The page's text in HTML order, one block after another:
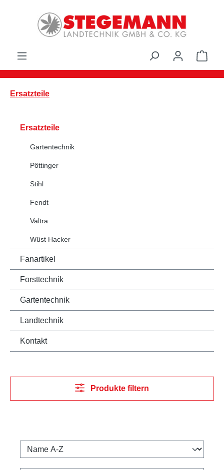
Zum Hauptinhalt springen
Ersatzteile
Ersatzteile
Gartentechnik
Pöttinger
Stihl
Fendt
Valtra
Wüst Hacker
Fanartikel
Forsttechnik
Gartentechnik
Landtechnik
Kontakt
Produkte filtern